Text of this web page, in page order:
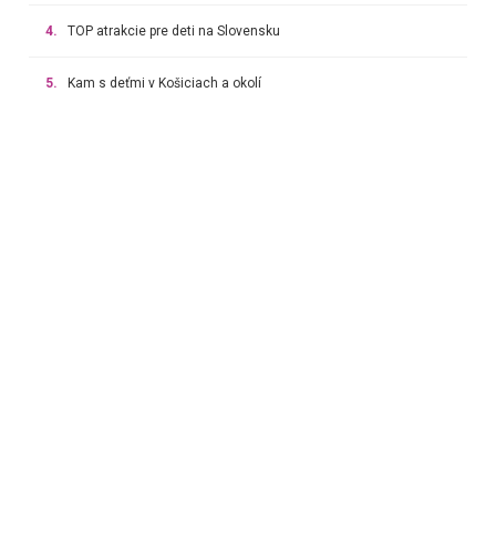
4. TOP atrakcie pre deti na Slovensku
5. Kam s deťmi v Košiciach a okolí